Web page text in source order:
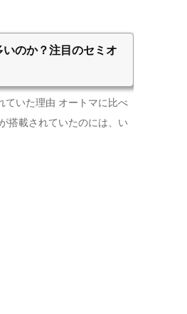
いのか？注目のセミオ
ていた理由 オートマに比べ
搭載されていたのには、い